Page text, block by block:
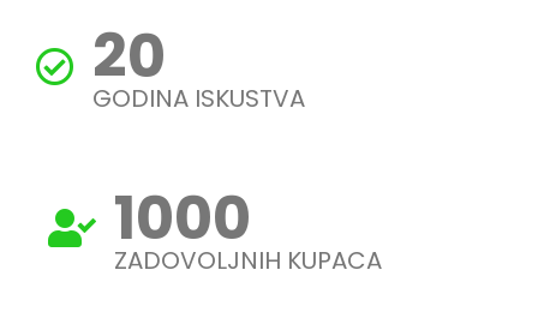
20
GODINA ISKUSTVA
1000
ZADOVOLJNIH KUPACA